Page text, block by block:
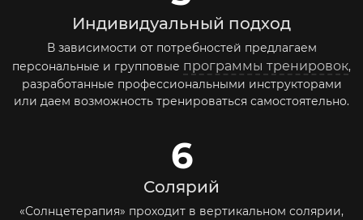
Индивидуальный подход
В зависимости от потребностей предлагаем
персональные и групповые программы тренировок,
разработанные профессиональными инструкторами
или даем возможность тренироваться самостоятельно.
6
Солярий
«Солнцетерапия» проходит в вертикальном солярии,